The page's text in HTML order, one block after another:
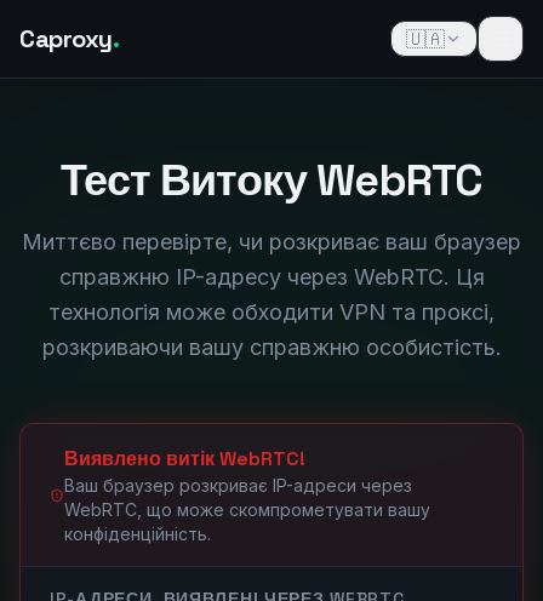
Caproxy. 🇺🇦
Тест Витоку WebRTC
Миттєво перевірте, чи розкриває ваш браузер
справжню IP-адресу через WebRTC. Ця
технологія може обходити VPN та проксі,
розкриваючи вашу справжню особистість.
Виявлено витік WebRTC!
Ваш браузер розкриває IP-адреси через
WebRTC, що може скомпрометувати вашу
конфіденційність.